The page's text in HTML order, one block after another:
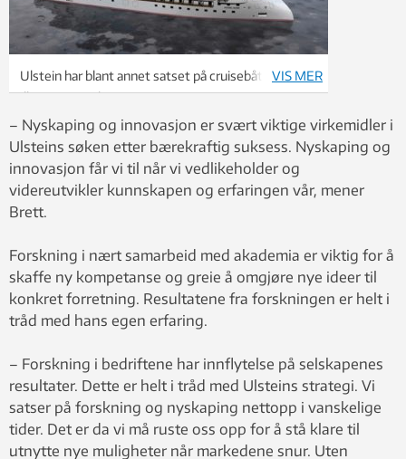
Ulstein har blant annet satset på cruisebåter.
Illustrasjon: Ulstein
VIS MER
– Nyskaping og innovasjon er svært viktige virkemidler i
Ulsteins søken etter bærekraftig suksess. Nyskaping og
innovasjon får vi til når vi vedlikeholder og
videreutvikler kunnskapen og erfaringen vår, mener
Brett.
Forskning i nært samarbeid med akademia er viktig for å
skaffe ny kompetanse og greie å omgjøre nye ideer til
konkret forretning. Resultatene fra forskningen er helt i
tråd med hans egen erfaring.
– Forskning i bedriftene har innflytelse på selskapenes
resultater. Dette er helt i tråd med Ulsteins strategi. Vi
satser på forskning og nyskaping nettopp i vanskelige
tider. Det er da vi må ruste oss opp for å stå klare til
utnytte nye muligheter når markedene snur. Uten